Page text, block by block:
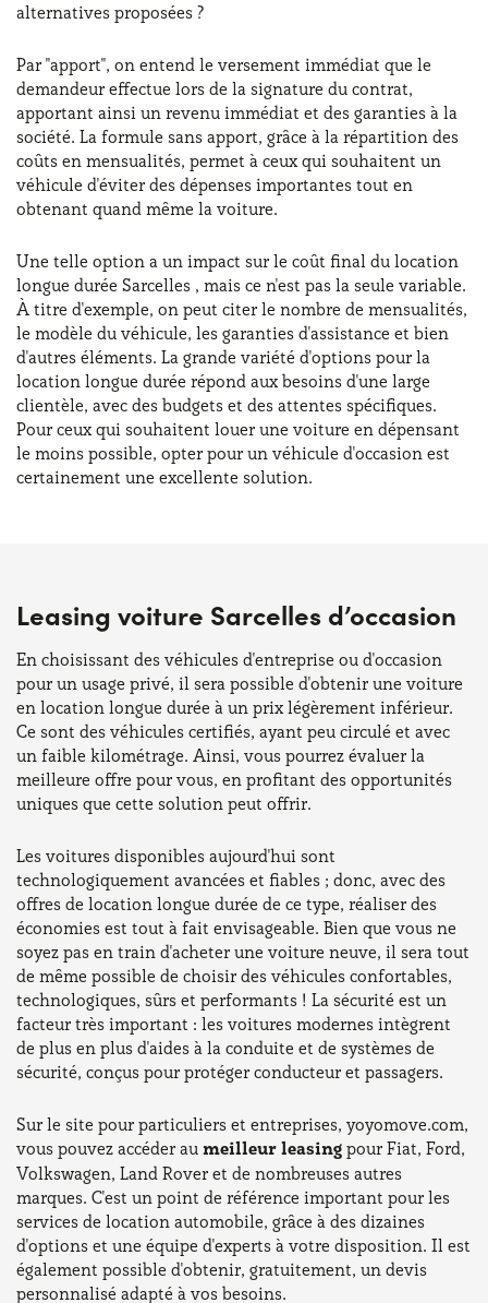
alternatives proposées ?
Par "apport", on entend le versement immédiat que le
demandeur effectue lors de la signature du contrat,
apportant ainsi un revenu immédiat et des garanties à la
société. La formule sans apport, grâce à la répartition des
coûts en mensualités, permet à ceux qui souhaitent un
véhicule d'éviter des dépenses importantes tout en
obtenant quand même la voiture.
Une telle option a un impact sur le coût final du location
longue durée Sarcelles , mais ce n'est pas la seule variable.
À titre d'exemple, on peut citer le nombre de mensualités,
le modèle du véhicule, les garanties d'assistance et bien
d'autres éléments. La grande variété d'options pour la
location longue durée répond aux besoins d'une large
clientèle, avec des budgets et des attentes spécifiques.
Pour ceux qui souhaitent louer une voiture en dépensant
le moins possible, opter pour un véhicule d'occasion est
certainement une excellente solution.
Leasing voiture Sarcelles d’occasion
En choisissant des véhicules d'entreprise ou d'occasion
pour un usage privé, il sera possible d'obtenir une voiture
en location longue durée à un prix légèrement inférieur.
Ce sont des véhicules certifiés, ayant peu circulé et avec
un faible kilométrage. Ainsi, vous pourrez évaluer la
meilleure offre pour vous, en profitant des opportunités
uniques que cette solution peut offrir.
Les voitures disponibles aujourd'hui sont
technologiquement avancées et fiables ; donc, avec des
offres de location longue durée de ce type, réaliser des
économies est tout à fait envisageable. Bien que vous ne
soyez pas en train d'acheter une voiture neuve, il sera tout
de même possible de choisir des véhicules confortables,
technologiques, sûrs et performants ! La sécurité est un
facteur très important : les voitures modernes intègrent
de plus en plus d'aides à la conduite et de systèmes de
sécurité, conçus pour protéger conducteur et passagers.
Sur le site pour particuliers et entreprises, yoyomove.com,
vous pouvez accéder au meilleur leasing pour Fiat, Ford,
Volkswagen, Land Rover et de nombreuses autres
marques. C'est un point de référence important pour les
services de location automobile, grâce à des dizaines
d'options et une équipe d'experts à votre disposition. Il est
également possible d'obtenir, gratuitement, un devis
personnalisé adapté à vos besoins.